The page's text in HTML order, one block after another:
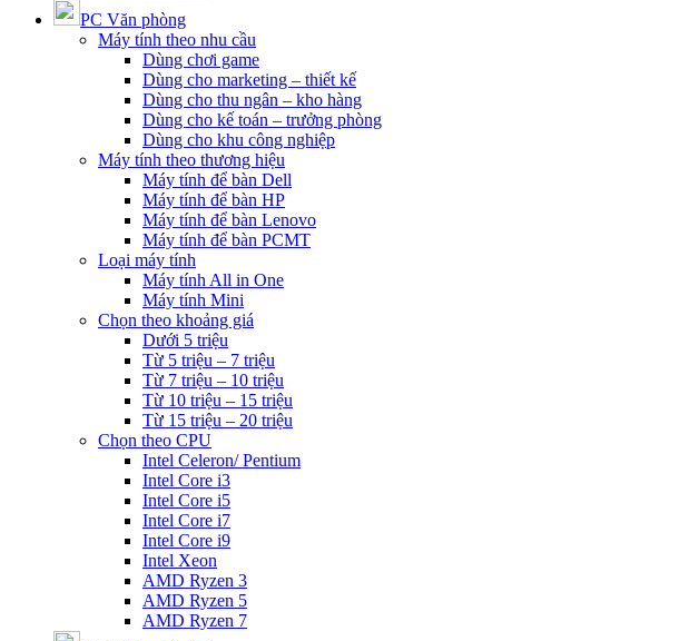
PC Văn phòng
Máy tính theo nhu cầu
Dùng chơi game
Dùng cho marketing – thiết kế
Dùng cho thu ngân – kho hàng
Dùng cho kế toán – trưởng phòng
Dùng cho khu công nghiệp
Máy tính theo thương hiệu
Máy tính để bàn Dell
Máy tính để bàn HP
Máy tính để bàn Lenovo
Máy tính để bàn PCMT
Loại máy tính
Máy tính All in One
Máy tính Mini
Chọn theo khoảng giá
Dưới 5 triệu
Từ 5 triệu – 7 triệu
Từ 7 triệu – 10 triệu
Từ 10 triệu – 15 triệu
Từ 15 triệu – 20 triệu
Chọn theo CPU
Intel Celeron/ Pentium
Intel Core i3
Intel Core i5
Intel Core i7
Intel Core i9
Intel Xeon
AMD Ryzen 3
AMD Ryzen 5
AMD Ryzen 7